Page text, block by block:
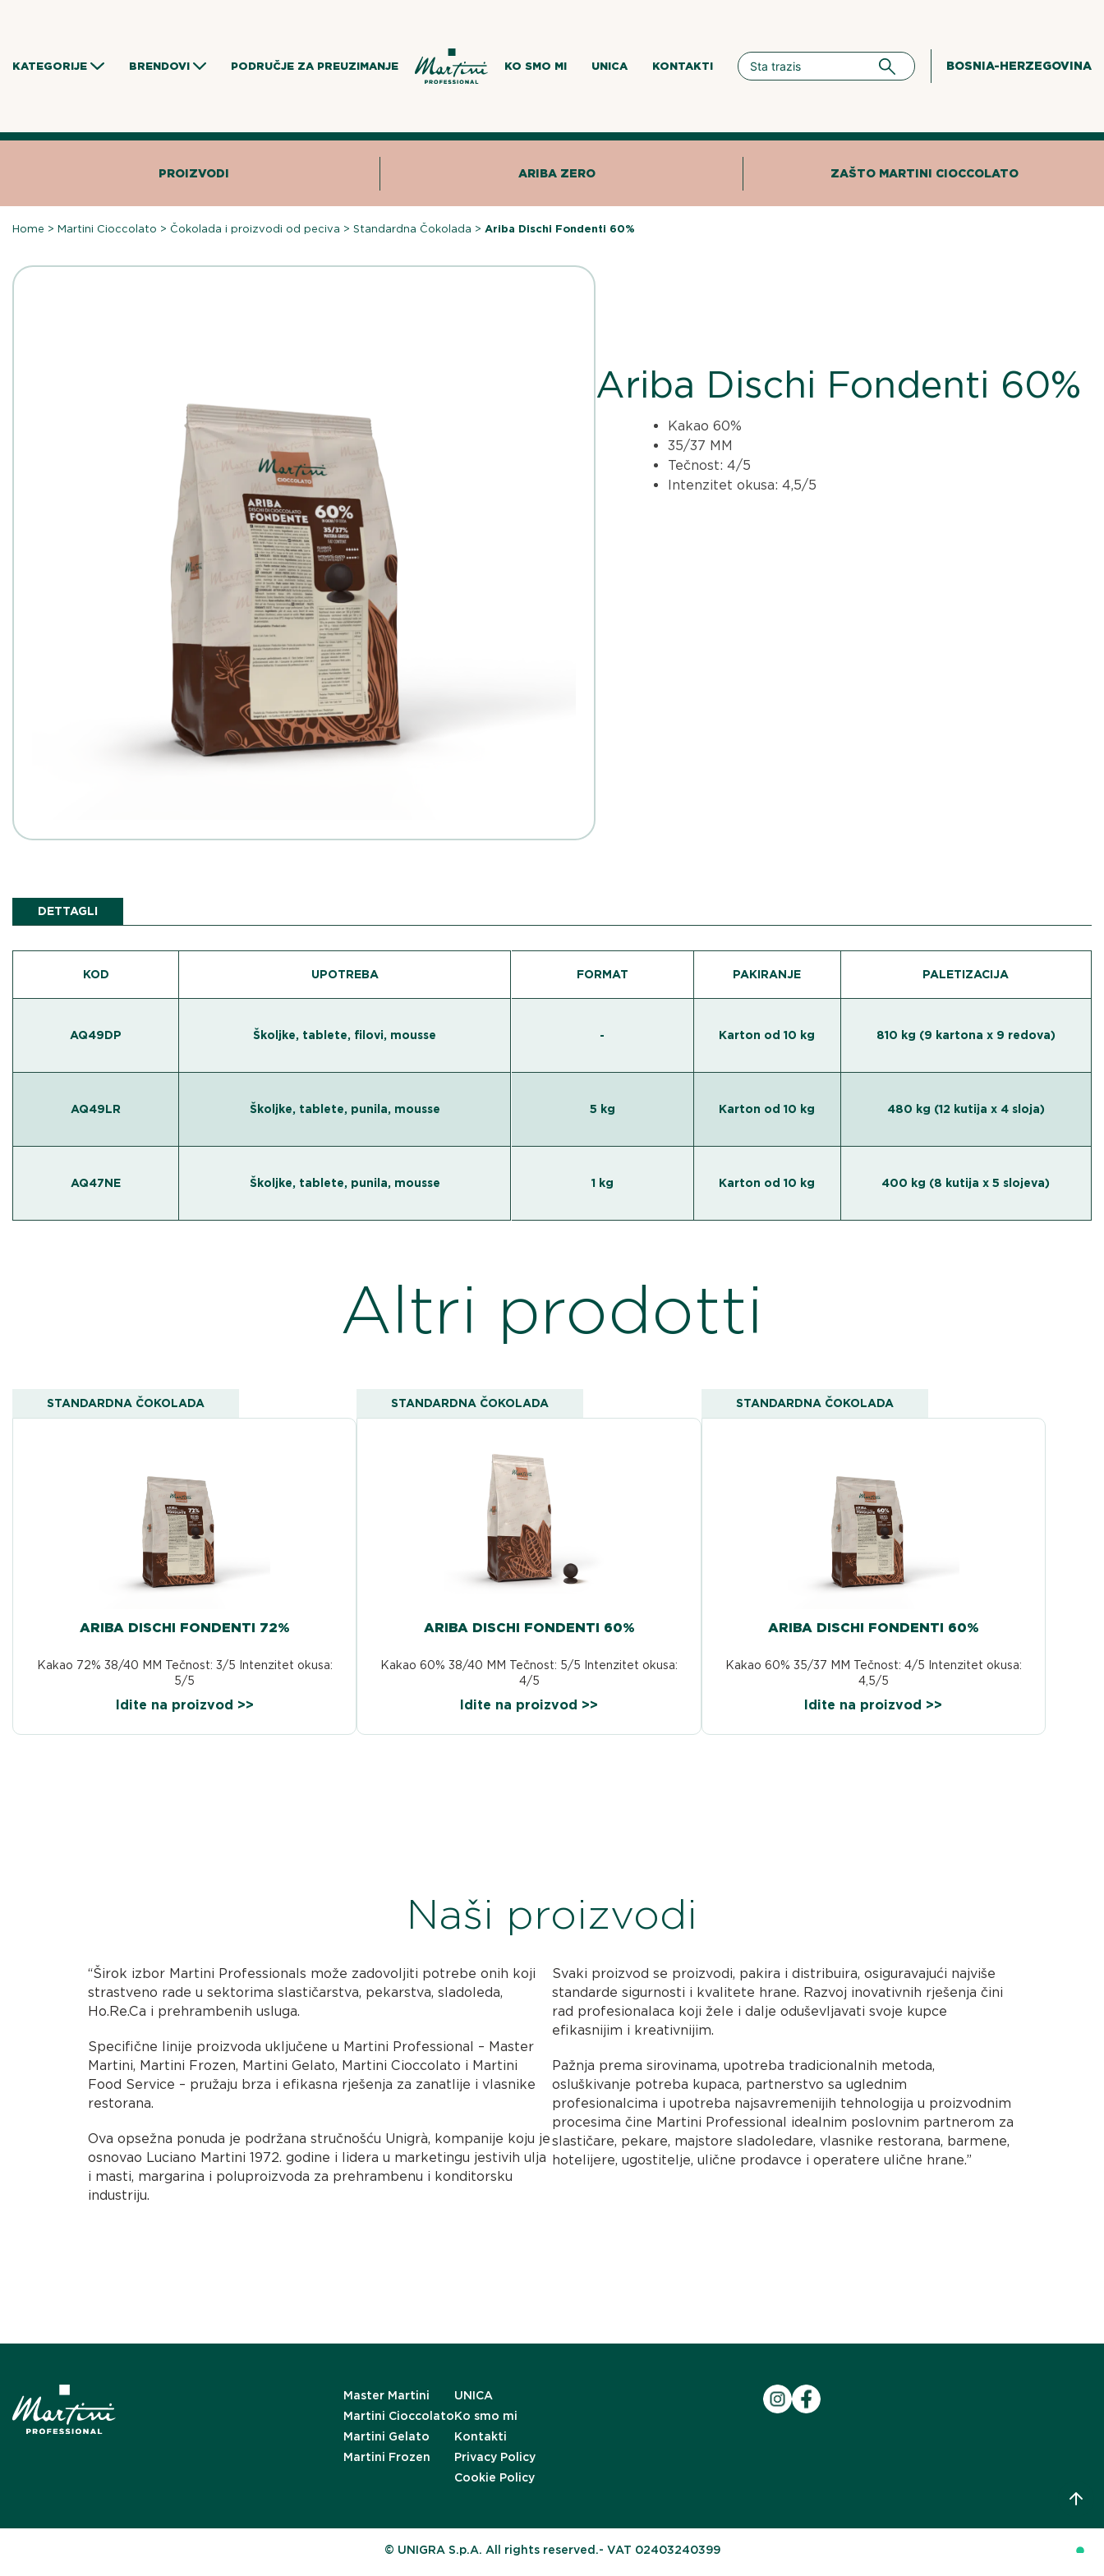
KATEGORIJE BRENDOVI PODRUČJE ZA PREUZIMANJE KO SMO MI UNICA KONTAKTI BOSNIA-HERZEGOVINA
PROIZVODI ARIBA ZERO ZAŠTO MARTINI CIOCCOLATO
Home >Martini Cioccolato > Čokolada i proizvodi od peciva >Standardna Čokolada >Ariba Dischi Fondenti 60%
Ariba Dischi Fondenti 60%
Kakao 60%
35/37 MM
Tečnost: 4/5
Intenzitet okusa: 4,5/5
DETTAGLI
KOD UPOTREBA
AQ49DP Školjke, tablete, filovi, mousse
AQ49LR Školjke, tablete, punila, mousse
AQ47NE Školjke, tablete, punila, mousse
FORMAT PAKIRANJE PALETIZACIJA
- Karton od 10 kg 810 kg (9 kartona x 9 redova)
5 kg Karton od 10 kg 480 kg (12 kutija x 4 sloja)
1 kg Karton od 10 kg 400 kg (8 kutija x 5 slojeva)
Altri prodotti
STANDARDNA ČOKOLADA
ARIBA DISCHI FONDENTI 72%
Kakao 72% 38/40 MM Tečnost: 3/5 Intenzitet okusa:
5/5
Idite na proizvod >>
STANDARDNA ČOKOLADA
ARIBA DISCHI FONDENTI 60%
Kakao 60% 38/40 MM Tečnost: 5/5 Intenzitet okusa:
4/5
Idite na proizvod >>
STANDARDNA ČOKOLADA
ARIBA DISCHI FONDENTI 60%
Kakao 60% 35/37 MM Tečnost: 4/5 Intenzitet okusa:
4,5/5
Idite na proizvod >>
Naši proizvodi
“Širok izbor Martini Professionals može zadovoljiti potrebe onih koji
strastveno rade u sektorima slastičarstva, pekarstva, sladoleda,
Ho.Re.Ca i prehrambenih usluga.
Specifične linije proizvoda uključene u Martini Professional – Master
Martini, Martini Frozen, Martini Gelato, Martini Cioccolato i Martini
Food Service – pružaju brza i efikasna rješenja za zanatlije i vlasnike
restorana.
Ova opsežna ponuda je podržana stručnošću Unigrà, kompanije koju je
osnovao Luciano Martini 1972. godine i lidera u marketingu jestivih ulja
i masti, margarina i poluproizvoda za prehrambenu i konditorsku
industriju.
Svaki proizvod se proizvodi, pakira i distribuira, osiguravajući najviše
standarde sigurnosti i kvalitete hrane. Razvoj inovativnih rješenja čini
rad profesionalaca koji žele i dalje oduševljavati svoje kupce
efikasnijim i kreativnijim.
Pažnja prema sirovinama, upotreba tradicionalnih metoda,
osluškivanje potreba kupaca, partnerstvo sa uglednim
profesionalcima i upotreba najsavremenijih tehnologija u proizvodnim
procesima čine Martini Professional idealnim poslovnim partnerom za
slastičare, pekare, majstore sladoledare, vlasnike restorana, barmene,
hotelijere, ugostitelje, ulične prodavce i operatere ulične hrane.”
Master Martini
Martini Cioccolato
Martini Gelato
Martini Frozen
UNICA
Ko smo mi
Kontakti
Privacy Policy
Cookie Policy
© UNIGRA S.p.A. All rights reserved.- VAT 02403240399